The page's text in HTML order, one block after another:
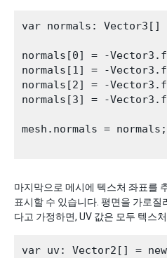
var normals: Vector3[]
normals[0] = -
normals[1] = -
normals[2] = -
normals[3] = -
mesh.normals = normals;
마지막으로 메시에 텍스처 좌표를
표시할 수 있습니다. 평면을 가로
다고 가정하면, UV 값은 모두 텍스
var uv: Vector2[] =